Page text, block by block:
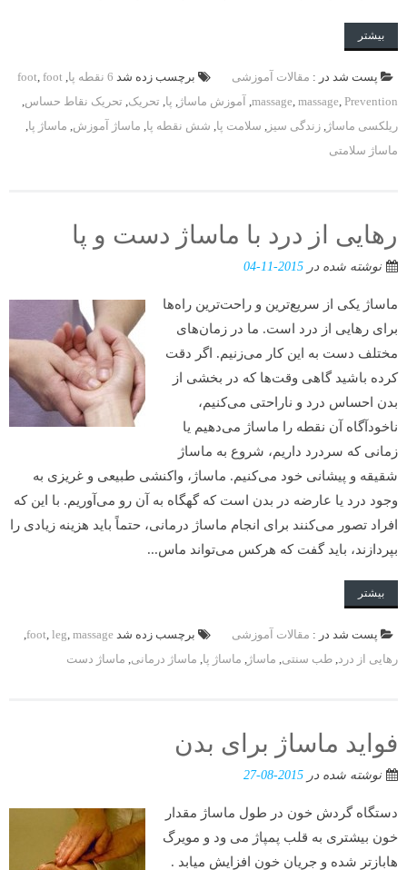
بیشتر
پست شد در : مقالات آموزشی برچسب زده شد 6 نقطه پا foot foot
massage massage Prevention آموزش ماساژ پا تحريک تحريک نقاط حساس
ریلکسی ماساژ زندگی سیز سلامت پا شش نقطه پا ماساژ آموزش ماساژ پا
ماساژ سلامتی
رهایی از درد با ماساژ دست و پا
نوشته شده در 2015-11-04
ماساژ یکی از سریع‌ترین و راحت‌ترین راه‌ها
برای رهایی از درد است. ما در زمان‌های
مختلف دست به این کار می‌زنیم. اگر دقت
کرده باشید گاهی وقت‌ها که در بخشی از
بدن احساس درد و ناراحتی می‌کنیم،
ناخودآگاه آن نقطه را ماساژ می‌دهیم یا
زمانی که سردرد داریم، شروع به ماساژ
شقیقه و پیشانی خود می‌کنیم. ماساژ، واکنشی طبیعی و غریزی به
وجود درد یا عارضه‌ در بدن است که گهگاه به آن رو می‌آوریم. با این که
افراد تصور می‌کنند برای انجام ماساژ درمانی، حتماً باید هزینه زیادی را
بپردازند، باید گفت که هرکس می‌تواند ماس...
بیشتر
پست شد در : مقالات آموزشی برچسب زده شد foot leg massage
رهایی از درد طب سنتی ماساژ ماساژ پا ماساژ درمانی ماساژ دست
فواید ماساژ برای بدن
نوشته شده در 2015-08-27
دستگاه گردش خون در طول ماساژ مقدار
خون بیشتری به قلب پمپاژ می ود و مویرگ
هابازتر شده و جریان خون افزایش میابد .